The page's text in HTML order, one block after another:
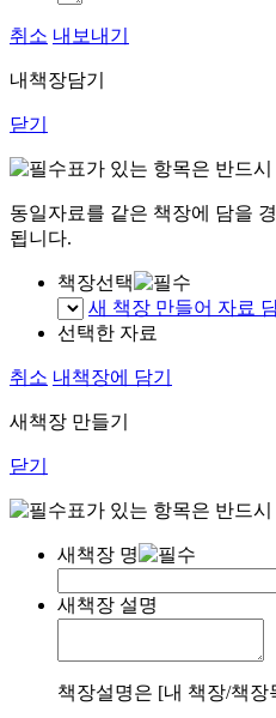
취소 내보내기
내책장담기
닫기
표가 있는 항목은 반드
동일자료를 같은 책장에 담을
됩니다.
책장선택
새 책장 만들어 자료 담
선택한 자료
취소 내책장에 담기
새책장 만들기
닫기
표가 있는 항목은 반드
새책장 명
새책장 설명
책장설명은 [내 책장/책